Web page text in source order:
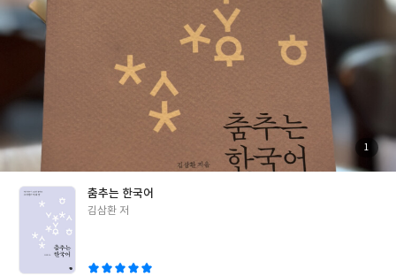
게 한국어를 가르치며 느꼈던 점을 한국어와 한국 문화를 생각하며
적혀있었다. 한국어로 숫자와 시간을 표현하기는 외국인들이 말하
기 전까지는 '일, 이, 삼, 사'와 '하나, 둘, 셋, 넷'의 구분에 대해서 생
각을 해본적이 없었는데 그것은 관용적인 표현이라 한국에서 자란
한국인들은 자연스럽게 익히지만 한국어를 따로 배우려는 사람들
입장에선 왜 1시1분이 한시 일분이라고 읽는지 구분하기 쉽지 않을
것 같았다.이 책을 읽으며 한국어에 대해서 한번 더 생각해보는 시간
을 가질 수 있었다. #리뷰어클럽리뷰#춤추는한국어
첨
사
1
춤추는 한국어
글
김삼환 저